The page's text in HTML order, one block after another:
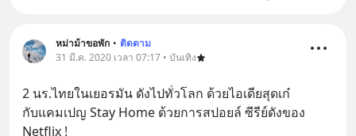
หม่าม้าขอพัก • ติดตาม
31 มี.ค. 2020 เวลา 07:17 • บันเทิง
2 นร.ไทยในเยอรมัน ดังไปทั่วโลก ด้วยไอเดียสุดเก๋
กับแคมเปญ Stay Home ด้วยการสปอยล์ ซีรีย์ดังของ
Netflix !